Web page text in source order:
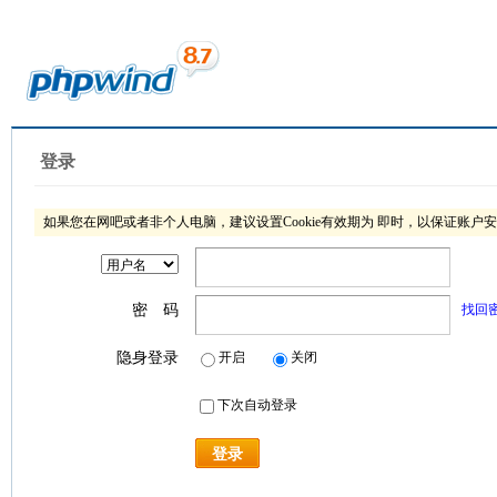
登录
如果您在网吧或者非个人电脑，建议设置Cookie有效期为 即时，以保证账户
密 码 找回
隐身登录 开启 关闭
下次自动登录
登录